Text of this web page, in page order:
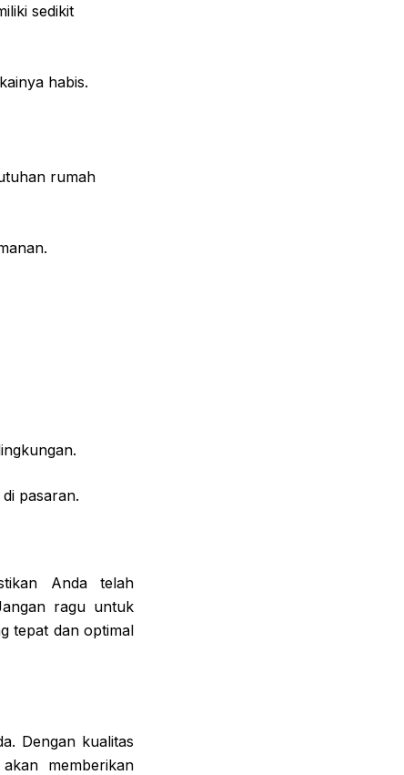
sedikit
habis.
rumah
pasaran.
Anda telah
ragu untuk
tepat dan optimal
Dengan kualitas
memberikan